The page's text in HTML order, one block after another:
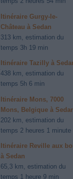
Itinéraire Gurgy-le-
Château à Sedan
313 km, estimation du
temps 3h 19 min
Itinéraire Tazilly à
438 km, estimation du
temps 5h 6 min
Itinéraire Mons, 7000
Mons, Belgique à
202 km, estimation du
temps 2 heures 1 minute
Itinéraire Reville aux
à Sedan
65,3 km, estimation du
temps 1 heure 9 min